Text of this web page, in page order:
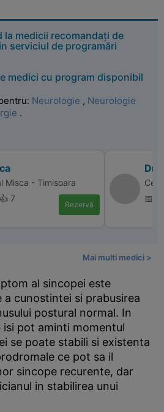
la medicii recomandați de
serviciul de programări
medici cu program disponibil
Neurologie , Neurologie
.
Misca - Timisoara
7
Rezervă
Dr.
📅
Mai multi medici >
al sincopei este
cunostintei si prabusirea
postural normal. In
pot aminti momentul
se poate stabili si existenta
ce pot sa il
sincope recurente, dar
in stabilirea unui